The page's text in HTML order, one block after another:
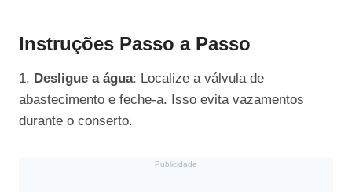
Instruções Passo a Passo
1. Desligue a água: Localize a válvula de
abastecimento e feche-a. Isso evita vazamentos
durante o conserto.
Publicidade